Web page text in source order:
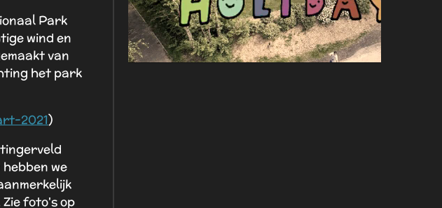
Park
wind en
van
het park
2021)
we
foto's op